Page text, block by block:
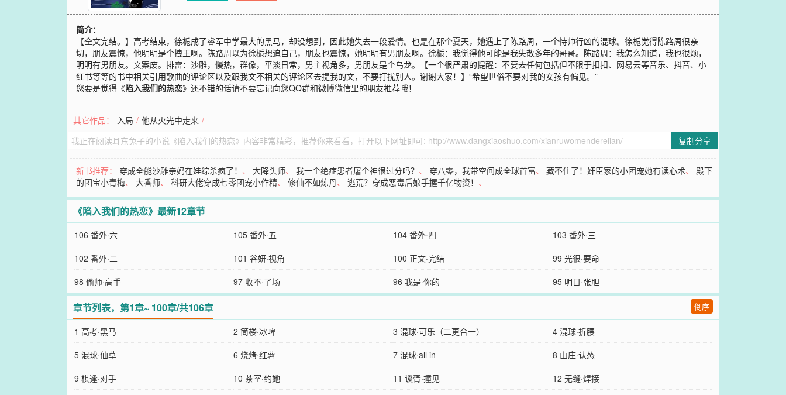
简介：
【全文完结。】高考结束，徐栀成了睿军中学最大的黑马，却没想到，因此她失去一段爱情。也是在那个夏天，她遇上了陈路周，一个恃帅行凶的混球。徐栀觉得陈路周很亲
切，朋友震惊，他明明是个拽王啊。陈路周以为徐栀想追自己，朋友也震惊，她明明有男朋友啊。徐栀：我觉得他可能是我失散多年的哥哥。陈路周：我怎么知道，我也很烦，
明明有男朋友。文案废。排雷：沙雕，慢热，群像，平淡日常，男主视角多，男朋友是个乌龙。【一个很严肃的提醒：不要去任何包括但不限于扣扣、网易云等音乐、抖音、小
红书等等的书中相关引用歌曲的评论区以及跟我文不相关的评论区去提我的文，不要打扰别人。谢谢大家！】“希望世俗不要对我的女孩有偏见。”
您要是觉得《陷入我们的热恋》还不错的话请不要忘记向您QQ群和微博微信里的朋友推荐哦！
其它作品： 入局 / 他从火光中走来 /
复制分享
新书推荐： 穿成全能沙雕亲妈在娃综杀疯了！ 、大降头师、我一个绝症患者屠个神很过分吗？ 、 穿八零，我带空间成全球首富、藏不住了！奸臣家的小团宠她有读心术、殿下
的团宝小青梅、大香师、科研大佬穿成七零团宠小作精、修仙不如炼丹、逃荒？穿成恶毒后娘手握千亿物资！ 、
《陷入我们的热恋》最新12章节
106 番外·六 105 番外·五 104 番外·四
103 番外·三
102 番外·二
101 谷妍·视角 100 正文·完结
99 光很·要命
98 偷师·高手
97 收不·了场 96 我是·你的 95 明目·张胆
章节列表，第1章~ 100章/共106章 倒序
1 高考·黑马 2 筒楼·冰啤 3 混球·可乐（二更合一）
4 混球·折腰
5 混球·仙草
6 烧烤·红薯 7 混球·all in
8 山庄·认怂
9 棋逢·对手
10 茶室·约她 11 谈胥·撞见
12 无缝·焊接